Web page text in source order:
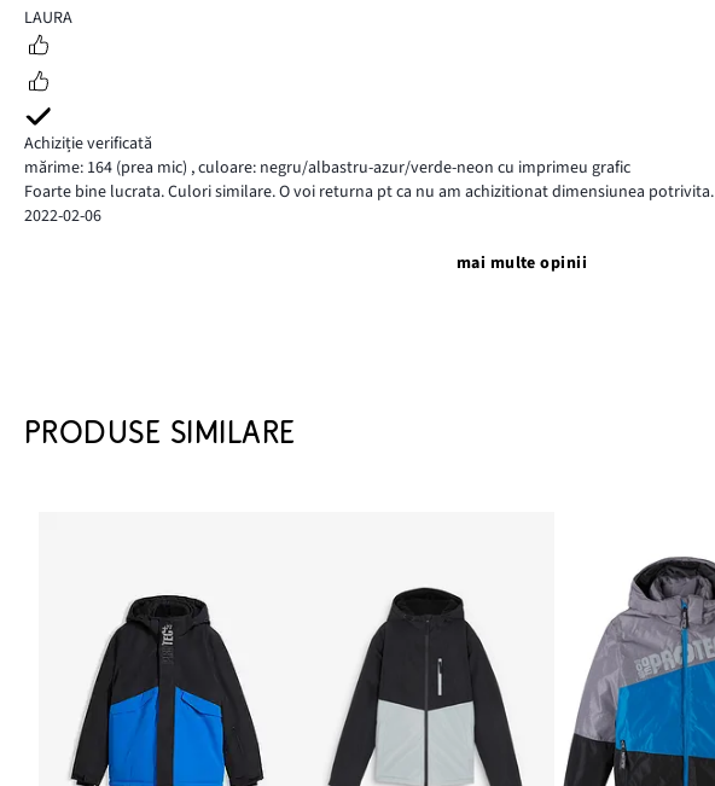
5LAURA
Achiziție verificată
mărime: 164 (prea mic) ,culoare: negru/albastru-azur/verde-neon cu imprimeu grafic
Foarte bine lucrata. Culori similare. O voi returna pt ca nu am achizitionat dimensiunea potrivita.
2022-02-06
mai multe opinii
PRODUSE SIMILARE